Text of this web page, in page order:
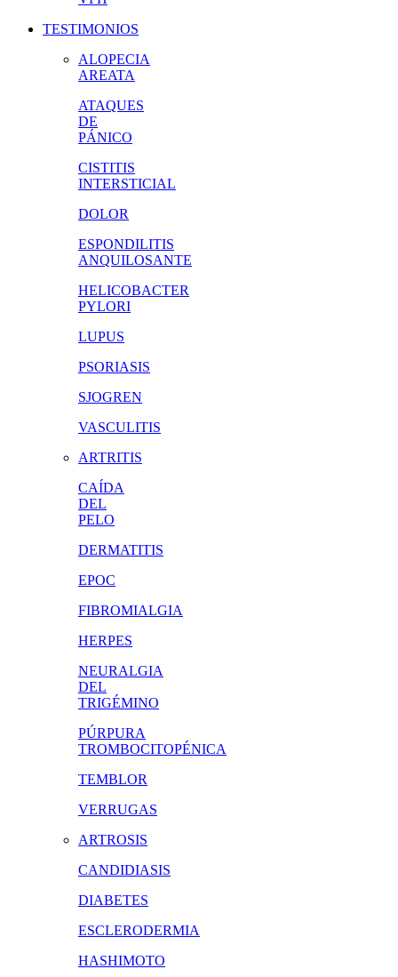
TESTIMONIOS
ALOPECIA
AREATA
ATAQUES
DE
PÁNICO
CISTITIS
INTERSTICIAL
DOLOR
ESPONDILITIS
ANQUILOSANTE
HELICOBACTER
PYLORI
LUPUS
PSORIASIS
SJOGREN
VASCULITIS
ARTRITIS
CAÍDA
DEL
PELO
DERMATITIS
EPOC
FIBROMIALGIA
HERPES
NEURALGIA
DEL
TRIGÉMINO
PÚRPURA
TROMBOCITOPÉNICA
TEMBLOR
VERRUGAS
ARTROSIS
CANDIDIASIS
DIABETES
ESCLERODERMIA
HASHIMOTO